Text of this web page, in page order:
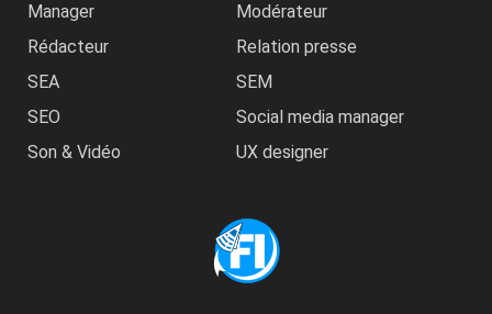
Manager
Modérateur
Rédacteur
Relation presse
SEA
SEM
SEO
Social media manager
Son & Vidéo
UX designer